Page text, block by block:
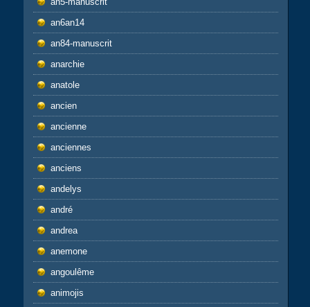
an6an14
an84-manuscrit
anarchie
anatole
ancien
ancienne
anciennes
anciens
andelys
andré
andrea
anemone
angoulême
animojis